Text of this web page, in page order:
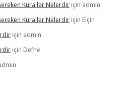
Kurallar Nelerdir için admin
Kurallar Nelerdir için Elçin
için admin
için Defne